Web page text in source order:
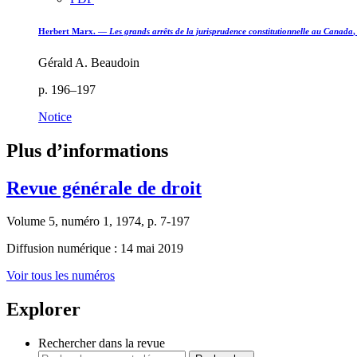
Herbert Marx. — Les grands arrêts de la jurisprudence constitutionnelle au Canada,
Gérald A. Beaudoin
p. 196–197
Notice
Plus d’informations
Revue générale de droit
Volume 5, numéro 1, 1974, p. 7-197
Diffusion numérique : 14 mai 2019
Voir tous les numéros
Explorer
Rechercher dans la revue